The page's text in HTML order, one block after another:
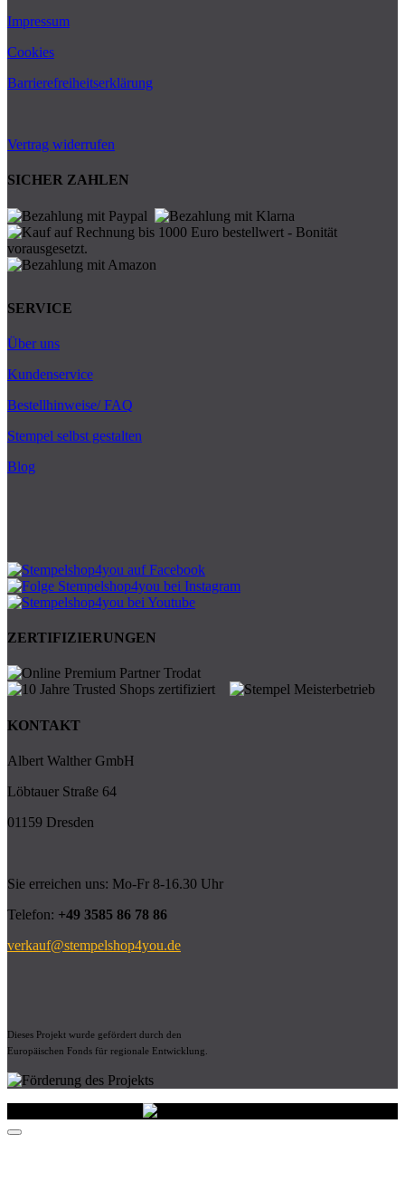
Impressum
Cookies
Barrierefreiheitserklärung
Vertrag widerrufen
SICHER ZAHLEN
SERVICE
Über uns
Kundenservice
Bestellhinweise/ FAQ
Stempel selbst gestalten
Blog
ZERTIFIZIERUNGEN
KONTAKT
Albert Walther GmbH
Löbtauer Straße 64
01159 Dresden
Sie erreichen uns: Mo-Fr 8-16.30 Uhr
Telefon: +49 3585 86 78 86
verkauf@stempelshop4you.de
Dieses Projekt wurde gefördert durch den
Europäischen Fonds für regionale Entwicklung.